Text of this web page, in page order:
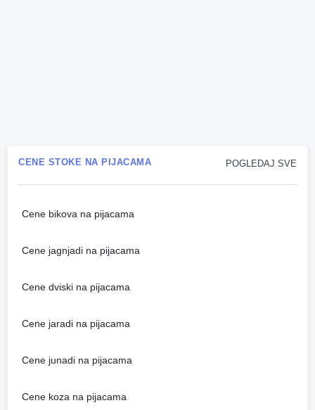
POGLEDAJ SVE
CENE STOKE NA PIJACAMA
Cene bikova na pijacama
Cene jagnjadi na pijacama
Cene dviski na pijacama
Cene jaradi na pijacama
Cene junadi na pijacama
Cene koza na pijacama